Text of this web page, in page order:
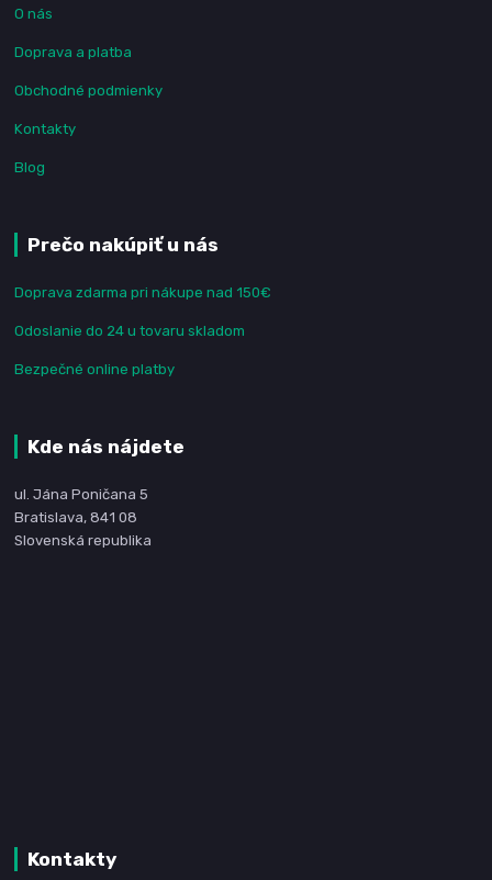
O nás
Doprava a platba
Obchodné podmienky
Kontakty
Blog
Prečo nakúpiť u nás
Doprava zdarma pri nákupe nad 150€
Odoslanie do 24 u tovaru skladom
Bezpečné online platby
Kde nás nájdete
ul. Jána Poničana 5
Bratislava, 841 08
Slovenská republika
Kontakty